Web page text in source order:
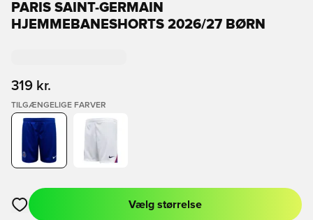
PARIS SAINT-GERMAIN
HJEMMEBANESHORTS 2026/27 BØRN
319 kr.
TILGÆNGELIGE FARVER
Åbner en Modal til at logge ind eller tilmelde dig som medlem
Vælg størrelse